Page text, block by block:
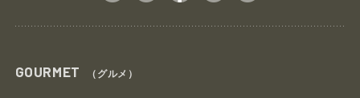
GOURMET （グルメ）